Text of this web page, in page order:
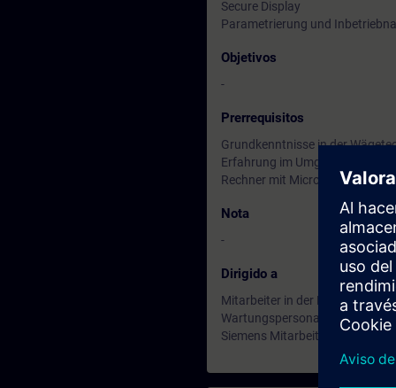
Secure Display
Parametrierung und
Objetivos
-
Prerrequisitos
Grundkenntnisse in der
Erfahrung im Umgang mit
Rechner mit Microsoft Teams
Nota
-
Dirigido a
Mitarbeiter in der Planung und
Wartungspersonal
Siemens Mitarbeiter in Vertrieb